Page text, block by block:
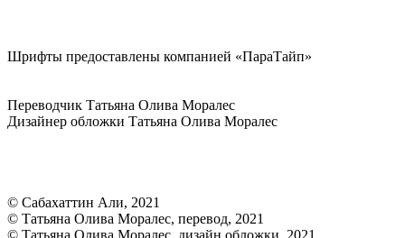
Шрифты предоставлены компанией «ПараТайп»
Переводчик Татьяна Олива Моралес
Дизайнер обложки Татьяна Олива Моралес
© Сабахаттин Али, 2021
© Татьяна Олива Моралес, перевод, 2021
© Татьяна Олива Моралес, дизайн обложки, 2021